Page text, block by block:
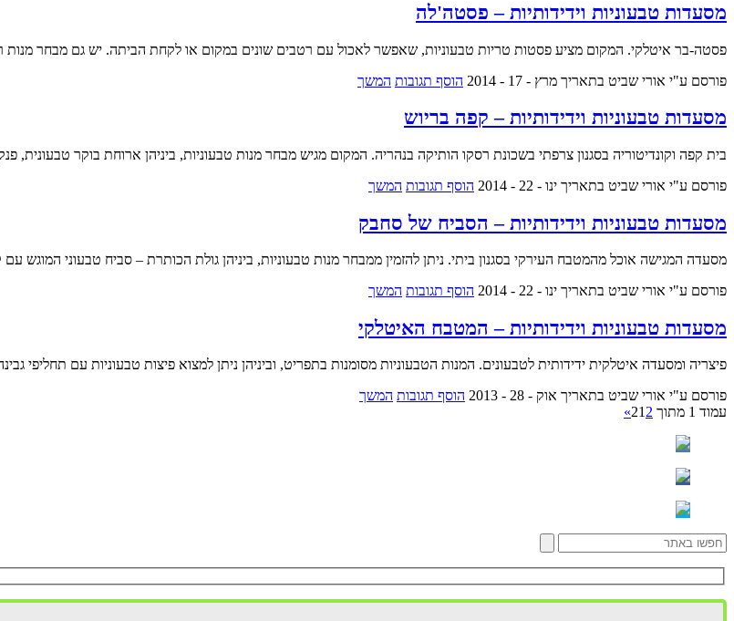
מסעדות טבעוניות וידידותיות – פסטה'לה
פסטה-בר איטלקי. המקום מציע פסטות טריות טבעוניות, שאפשר לאכול עם רטבים שונים במקום או לקחת הביתה. יש גם מבחר מנות
פורסם ע"י אורי שביט בתאריך מרץ - 17 - 2014 הוסף תגובות המשך
מסעדות טבעוניות וידידותיות – קפה בריוש
בית קפה וקונדיטוריה בסגנון צרפתי בשכונת רסקו הותיקה בנהריה. המקום מגיש מבחר מנות טבעוניות, ביניהן ארוחת בוקר טבעונית,
פורסם ע"י אורי שביט בתאריך ינו - 22 - 2014 הוסף תגובות המשך
מסעדות טבעוניות וידידותיות – הסביח של סחבק
מסעדה המגישה אוכל מהמטבח העירקי בסגנון ביתי. ניתן להזמין ממבחר מנות טבעוניות, ביניהן גולת הכותרת – סביח טבעוני המוגש עם
פורסם ע"י אורי שביט בתאריך ינו - 22 - 2014 הוסף תגובות המשך
מסעדות טבעוניות וידידותיות – המטבח האיטלקי
פיצריה ומסעדה איטלקית ידידותית לטבעונים. המנות הטבעוניות מסומנות בתפריט, וביניהן ניתן למצוא פיצות טבעוניות עם תחליפי
פורסם ע"י אורי שביט בתאריך אוק - 28 - 2013 הוסף תגובות המשך
עמוד 1 מתוך 2
1 2
»